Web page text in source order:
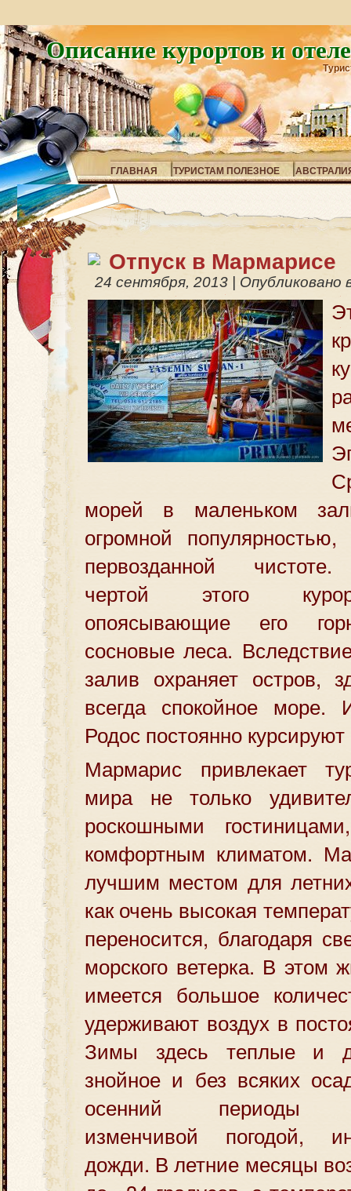
Описание курортов и
ГЛАВНАЯ ТУРИСТАМ ПОЛЕЗНОЕ
Отпуск в Мармарисе
24 сентября, 2013 Опубликовано
морей в маленьком
огромной
первозданной
чертой этого
опоясывающие его
сосновые леса.
залив охраняет остров,
всегда спокойное
Родос постоянно
Мармарис привлекает
мира не только
роскошными
комфортным климатом.
лучшим местом для
как очень высокая
переносится, благодаря
морского ветерка. В этом
имеется большое
удерживают воздух в
Зимы здесь теплые и
знойное и без всяких
осенний периоды
изменчивой погодой,
дожди. В летние месяцы